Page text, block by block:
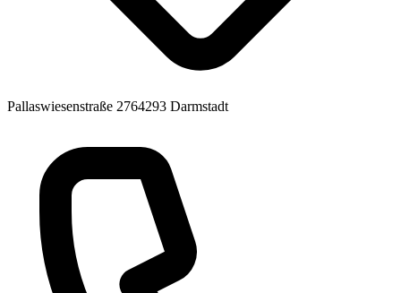
Pallaswiesenstraße 2764293 Darmstadt